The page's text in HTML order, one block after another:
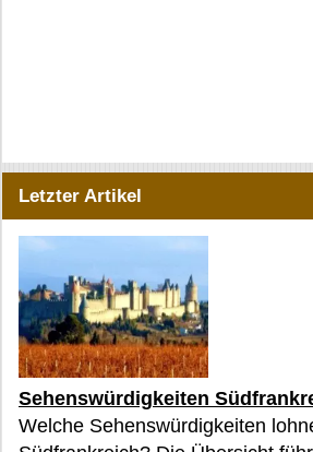
Letzter Artikel
Sehenswürdigkeiten
Welche Sehenswürdigkeiten